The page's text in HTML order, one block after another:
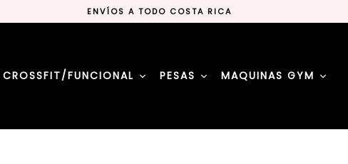
ENVÍOS A TODO COSTA RICA
#MMAEQUIPAMIENTOSCR
LA MEJOR TIENDA DE DEPORTES
CROSSFIT/FUNCIONAL PESAS MAQUINAS GYM